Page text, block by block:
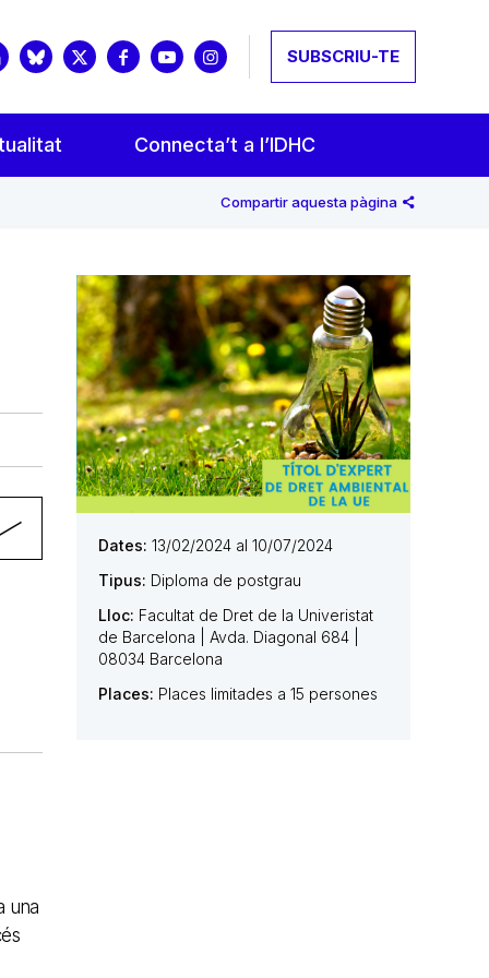
SUBSCRIU-TE
Connecta’t a l’IDHC
Compartir aquesta pàgina
una
Dates: 13/02/2024 al 10/07/2024
Tipus: Diploma de postgrau
Lloc: Facultat de Dret de la Univeristat
de Barcelona | Avda. Diagonal 684 |
08034 Barcelona
Places: Places limitades a 15 persones